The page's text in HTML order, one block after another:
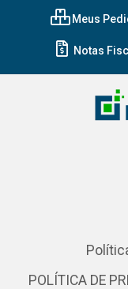
Meus
Notas
POLÍTICA DE